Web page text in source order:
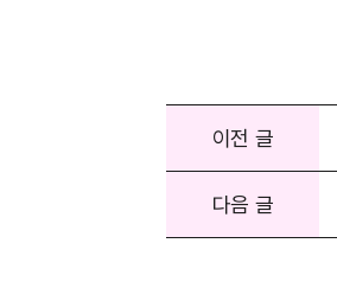
이전 글
다음 글